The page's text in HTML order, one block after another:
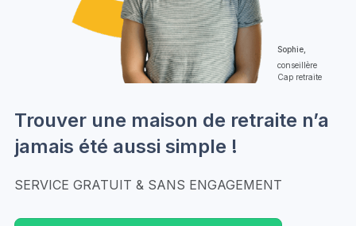
Sophie,
conseillère
Cap retraite
Trouver une maison de retraite n’a
jamais été aussi simple !
SERVICE GRATUIT & SANS ENGAGEMENT